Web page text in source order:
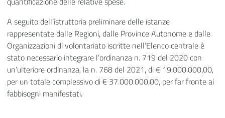
A seguito dell’istruttoria preliminare delle istanze
rappresentate dalle Regioni, dalle Province Autonome e dalle
Organizzazioni di volontariato iscritte nell’Elenco centrale è
stato necessario integrare l’ordinanza n. 719 del 2020 con
un’ulteriore ordinanza, la n. 768 del 2021, di € 19.000.000,00,
per un totale complessivo di € 37.000.000,00, per far fronte ai
fabbisogni manifestati.